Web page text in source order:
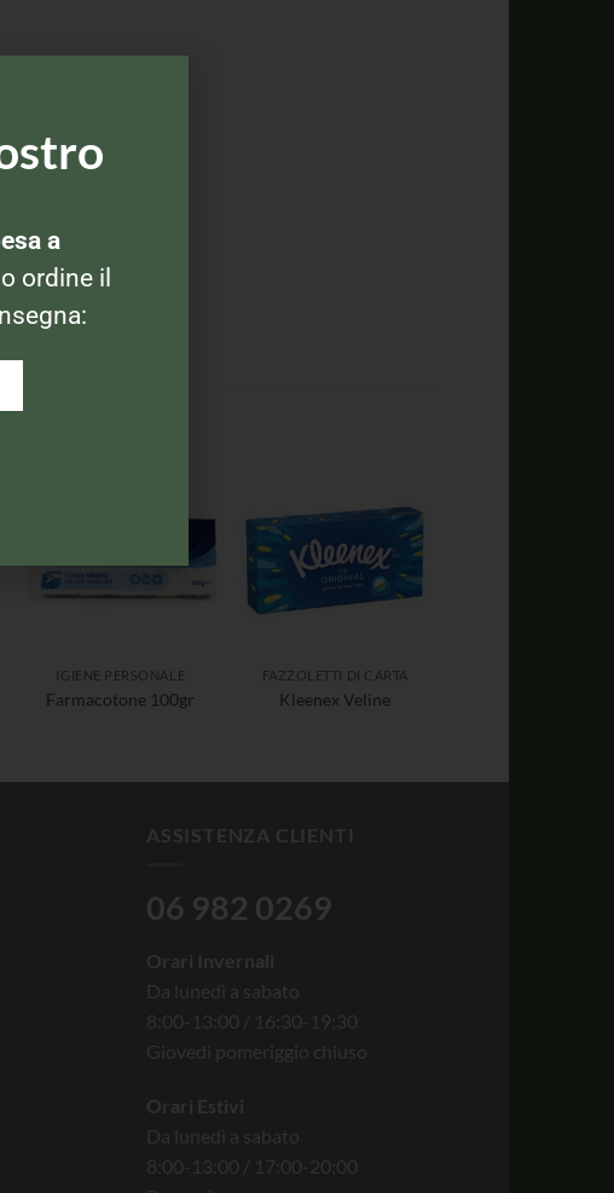
IGIENE PERSONALE
Farmacotone 100gr
FAZZOLETTI DI CARTA
Kleenex Veline
ASSISTENZA CLIENTI
06 982 0269
Orari Invernali
Da lunedì a sabato
8:00-13:00 / 16:30-19:30
Giovedì pomeriggio chiuso
Orari Estivi
Da lunedì a sabato
8:00-13:00 / 17:00-20:00
a
ordine il